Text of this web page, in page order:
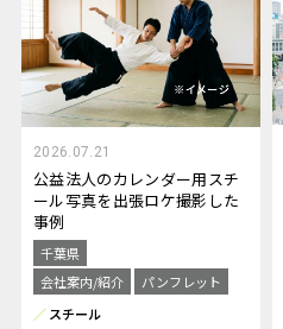
2026.07.21
公益法人のカレンダー用スチ
ール写真を出張ロケ撮影した
事例
千葉県
会社案内/紹介
パンフレット
スチール